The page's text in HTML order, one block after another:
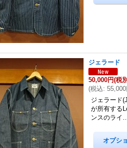
ジェラード
50,000円(税
(税込:
ジェラード
が所有する
ンスのライ